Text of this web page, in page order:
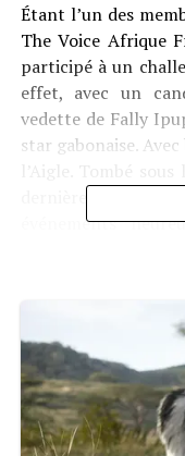
Étant l’un des
The Voice Afrique
participé à un
effet, avec un
vedette de Fally
star gabonaise.
dernière, il lui a
événements
Cette
décisif dans le
unique, teintée de
l’élégance
l’Aigle » de la
visibilité